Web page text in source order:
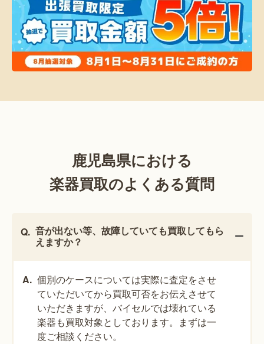
鹿児島県における
楽器買取のよくある質問
音が出ない等、故障していても買取してもら
えますか？
個別のケースについては実際に査定をさせ
ていただいてから買取可否をお伝えさせて
いただきますが、バイセルでは壊れている
楽器も買取対象としております。まずは一
度ご相談ください。